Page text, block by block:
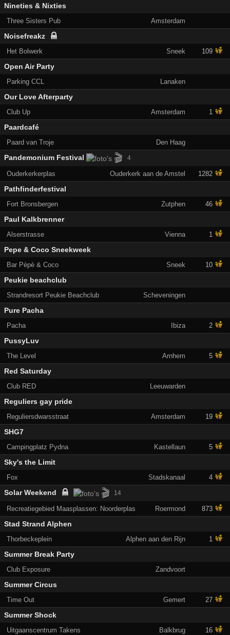
Nineties & Nixties
Three Sisters Pub Amsterdam
Noisefreakz
Het Bolwerk Sneek 109
Open Air Party
Parking CCL Lanaken
Our Love Afterparty
Club Up Amsterdam 1
Paardcafé
Paard van Troje Den Haag
Pandemonium Festival 🎬 4
Ouderkerkerplas Ouderkerk aan de Amstel 1282
Pathfinderfestival
Fort Bronsbergen Zutphen 46
Paul Kalkbrenner
Alserstrasse Vienna 1
Pepe & Coco Sneekweek
Bar Pèpè & Coco Sneek 10
Peukie beachclub
Strandresort Peukie Beachclub Scheveningen
Pure Pacha
Pacha Ibiza 2
PussyLuv
The Level Arnhem 5
Red Saturday
Club RED Leeuwarden
Reguliers gay pride
Reguliersdwarsstraat Amsterdam 19
SHG7
Campingplatz Pydna Kastellaun 5
Sky's the Limit
Fox Stadskanaal 4
Solar Weekend 🎬 14
Recreatiegebied Maasplassen: Noorderplas Roermond 873
Stad Strand Alphen
Thorbeckeplein Alphen aan den Rijn 1
Summer Break Party
Club Exposure Zandvoort
Summer Circus
Time Out Gemert 27
Summer Shock
Uitgaanscentrum Takens Balkbrug 16